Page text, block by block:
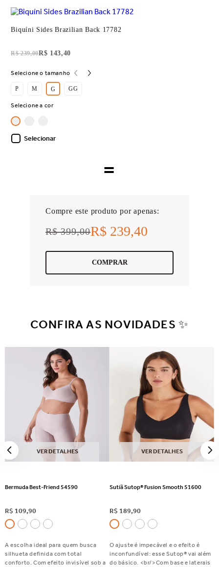
Biquíni Sides Brazilian Back 17782
R$ 239,00R$ 143,40
Selecione o tamanho
P M G GG
Selecione a cor
Selecionar
=
Compre este produto por apenas:
R$ 399,00R$ 239,40
COMPRAR
CONFIRA AS NOVIDADES ✨
VER DETALHES
Bermuda Best-Friend 54590
R$ 109,90
A escolha ideal para quem busca
silhueta definida com total
conforto. Com efeito invisível sob a
VER DETALHES
Sutiã Sutop® Fusion Smooth 51600
R$ 189,90
O ajuste é impecável e o efeito é
inconfundível: esse Sutop® vai além
do básico. <br/>Com base e laterais